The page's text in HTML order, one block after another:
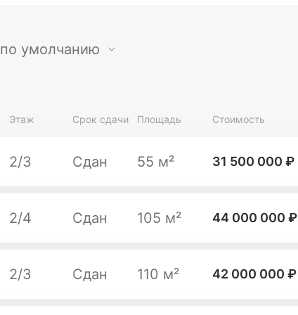
по умолчанию
Этаж Срок сдачи Площадь Стоимость
2/3 Сдан 55 м² 31 500 000 ₽
2/4 Сдан 105 м² 44 000 000 ₽
2/3 Сдан 110 м² 42 000 000 ₽